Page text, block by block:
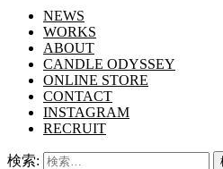
NEWS
WORKS
ABOUT
CANDLE ODYSSEY
ONLINE STORE
CONTACT
INSTAGRAM
RECRUIT
検索: